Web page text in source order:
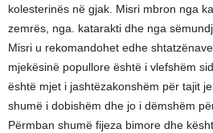
kolesterinës në gjak. Misri mbron nga
zemrës, nga. katarakti dhe nga
Misri u rekomandohet edhe
mjekësinë popullore është i vlefshëm
është mjet i jashtëzakonshëm për tajit
shumë i dobishëm dhe jo i dëmshëm
Përmban shumë fijeza bimore dhe